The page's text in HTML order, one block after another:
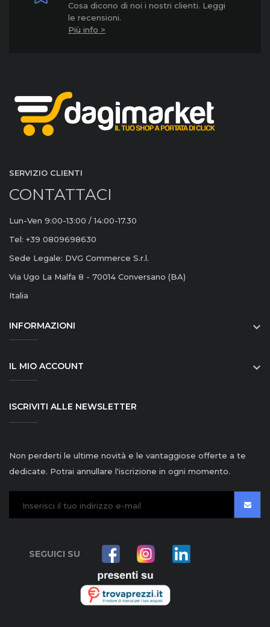
Cosa dicono di noi i nostri clienti. Leggi
le recensioni.
Più info >
SERVIZIO CLIENTI
CONTATTACI
Lun-Ven 9:00-13:00 / 14:00-17.30
Tel: +39 0809698630
Sede Legale: DVG Commerce S.r.l.
Via Ugo La Malfa 8 - 70014 Conversano (BA)
Italia
INFORMAZIONI 
IL MIO ACCOUNT 
ISCRIVITI ALLE NEWSLETTER
Non perderti le ultime novità e le vantaggiose offerte a te
dedicate. Potrai annullare l'iscrizione in ogni momento.
SEGUICI SU